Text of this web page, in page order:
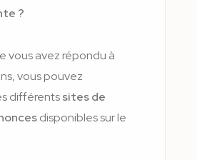
?
vous avez répondu à
vous pouvez
différentssites de
disponibles sur le